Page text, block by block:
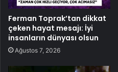
Ferman Toprak’tan dikkat
çeken hayat mesajı: İyi
insanların dünyası olsun
Ağustos 7, 2026